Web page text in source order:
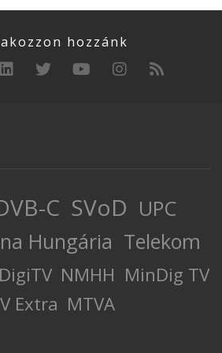
hozzánk
C SVoD UPC
Hungária Telekom
DigiTV NMHH MinDig TV
Extra MTVA